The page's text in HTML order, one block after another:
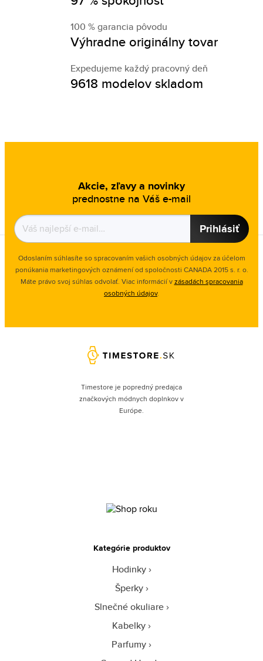
100 % garancia pôvodu
Výhradne originálny tovar
Expedujeme každý pracovný deň
9618 modelov skladom
Akcie, zľavy a novinky
prednostne na Váš e-mail
Prihlásiť
Odoslaním súhlasíte so spracovaním vašich osobných údajov za účelom
ponúkania marketingových oznámení od spoločnosti CANADA 2015 s. r. o.
Máte právo svoj súhlas odvolať. Viac informácií vzásadách spracovania
osobných údajov.
Timestore je popredný predajca
značkových módnych doplnkov v
Európe.
Kategórie produktov
Hodinky
Šperky
Slnečné okuliare
Kabelky
Parfumy